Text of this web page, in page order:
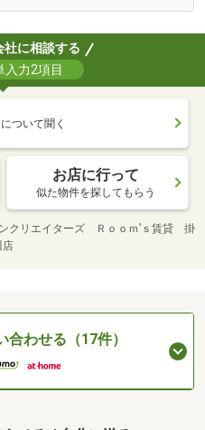
社に相談する
入力2項目
について聞く
お店に行って
似た物件を探してもらう
ンクリエイターズ Ｒｏｏｍ’ｓ賃貸 掛
店
わせる（17件）